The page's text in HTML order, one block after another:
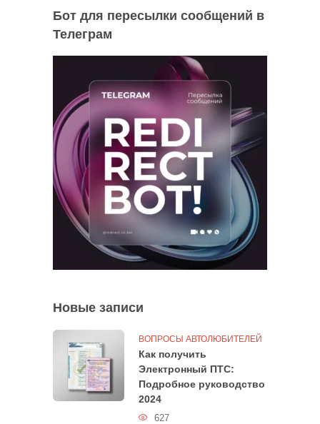
Бот для пересылки сообщений в
Телеграм
Новые записи
ВОПРОСЫ АВТОЛЮБИТЕЛЕЙ
Как получить
Электронный ПТС:
Подробное руководство
2024
627